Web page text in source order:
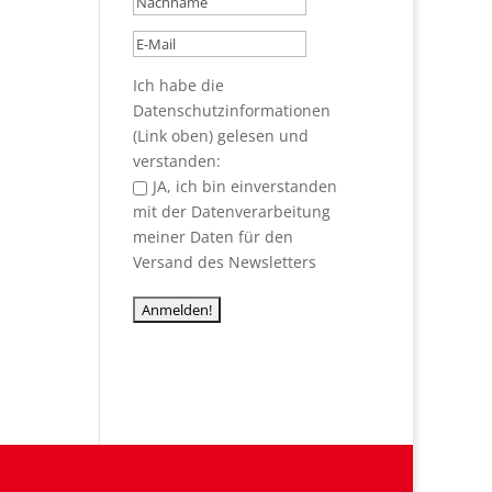
Ich habe die
Datenschutzinformationen
(Link oben) gelesen und
verstanden:
JA, ich bin einverstanden
mit der Datenverarbeitung
meiner Daten für den
Versand des Newsletters